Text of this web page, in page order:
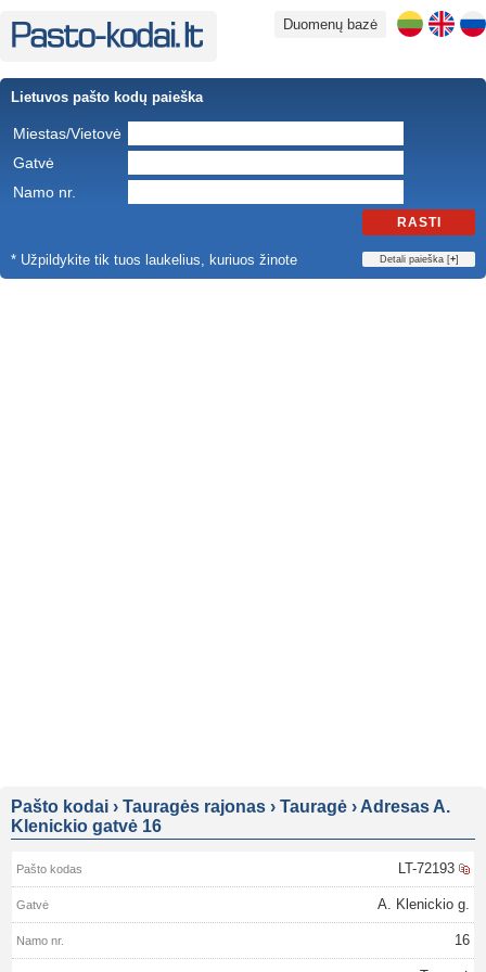
Duomenų bazė
Lietuvos pašto kodų paieška
Miestas/Vietovė
Gatvė
Namo nr.
RASTI
* Užpildykite tik tuos laukelius, kuriuos žinote Detali paieška [+]
Pašto kodai › Tauragės rajonas › Tauragė › Adresas A.
Klenickio gatvė 16
LT-72193
A. Klenickio g.
16